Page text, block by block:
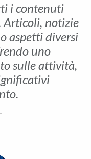
i contenuti
Articoli, notizie
aspetti diversi
uno
sulle attività,